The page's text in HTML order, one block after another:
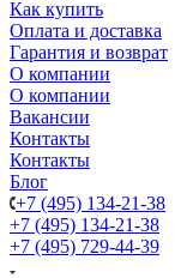
Как купить
Оплата и доставка
Гарантия и возврат
О компании
О компании
Вакансии
Контакты
Контакты
Блог
+7 (495) 134-21-38
+7 (495) 134-21-38
+7 (495) 729-44-39